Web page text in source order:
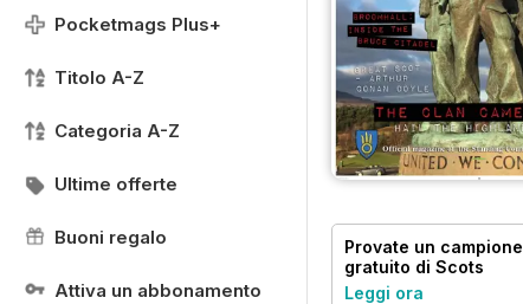
Pocketmags Plus+
Titolo A-Z
Categoria A-Z
Ultime offerte
Buoni regalo
Attiva un abbonamento
Provate un campione
gratuito di Scots
Heritage Magazine
Leggi ora